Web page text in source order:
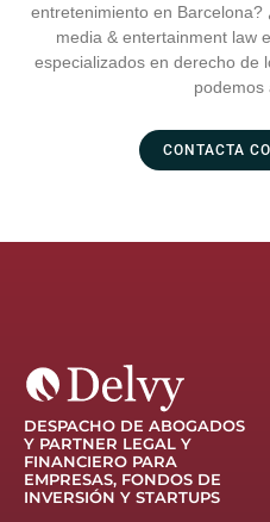
entretenimiento en
media & entertainment law
especializados en derecho de
podemos
CONTACTA
DESPACHO DE ABOGADOS
Y PARTNER LEGAL Y
FINANCIERO PARA
EMPRESAS, FONDOS DE
INVERSIÓN Y STARTUPS